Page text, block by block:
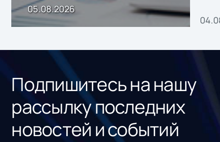
05.08.2026
Подпишитесь на нашу
рассылку последних
новостей и событий